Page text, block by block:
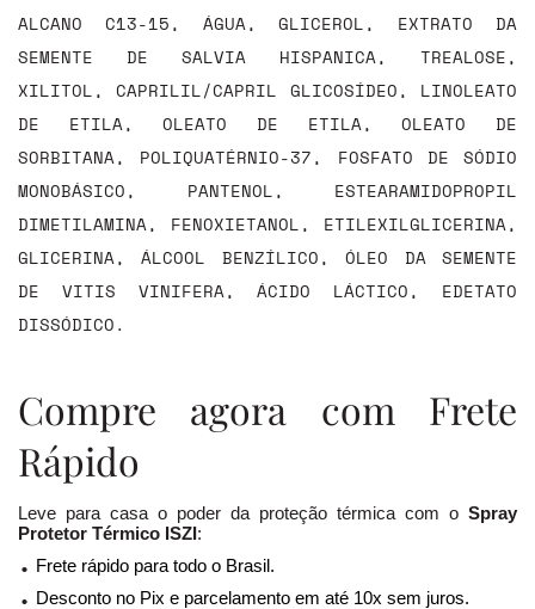
ALCANO C13-15, ÁGUA, GLICEROL, EXTRATO DA
SEMENTE DE SALVIA HISPANICA, TREALOSE,
XILITOL, CAPRILIL/CAPRIL GLICOSÍDEO, LINOLEATO
DE ETILA, OLEATO DE ETILA, OLEATO DE
SORBITANA, POLIQUATÉRNIO-37, FOSFATO DE SÓDIO
MONOBÁSICO, PANTENOL, ESTEARAMIDOPROPIL
DIMETILAMINA, FENOXIETANOL, ETILEXILGLICERINA,
GLICERINA, ÁLCOOL BENZÍLICO, ÓLEO DA SEMENTE
DE VITIS VINIFERA, ÁCIDO LÁCTICO, EDETATO
DISSÓDICO.
Compre agora com Frete
Rápido
Leve para casa o poder da proteção térmica com o Spray
Protetor Térmico ISZI :
Frete rápido para todo o Brasil.
Desconto no Pix e parcelamento em até 10x sem juros.